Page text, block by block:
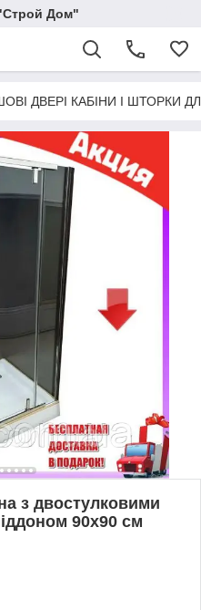
"Строй Дом"
ДВЕРІ КАБІНИ І ШТОРКИ
з двостулковими
90х90 см